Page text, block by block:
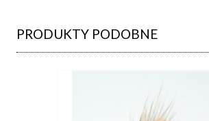
PRODUKTY PODOBNE